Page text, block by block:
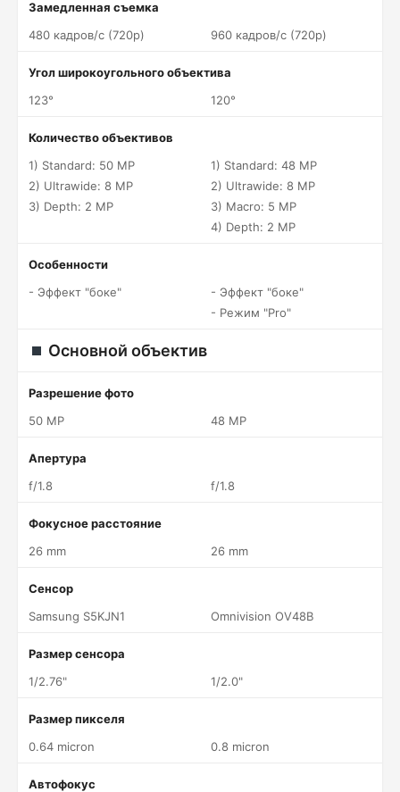
Замедленная съемка
480 кадров/c (720p)
960 кадров/c (720p)
Угол широкоугольного объектива
123°
120°
Количество объективов
1) Standard: 50 MP
2) Ultrawide: 8 MP
3) Depth: 2 MP
1) Standard: 48 MP
2) Ultrawide: 8 MP
3) Macro: 5 MP
4) Depth: 2 MP
Особенности
- Эффект "боке"
- Эффект "боке"
- Режим "Pro"
Основной объектив
Разрешение фото
50 MP
48 MP
Апертура
f/1.8
f/1.8
Фокусное расстояние
26 mm
26 mm
Сенсор
Samsung S5KJN1
Omnivision OV48B
Размер сенсора
1/2.76"
1/2.0"
Размер пикселя
0.64 micron
0.8 micron
Автофокус